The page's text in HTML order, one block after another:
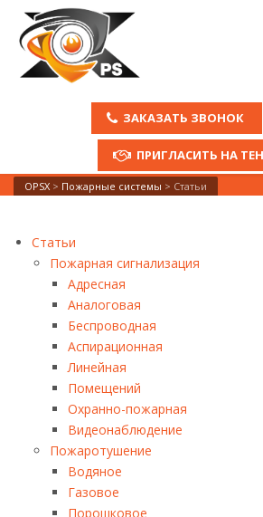
ЗАКАЗАТЬ ЗВОНОК
ПРИГЛАСИТЬ НА
OPSX > Пожарные системы > Статьи
Статьи
Пожарная сигнализация
Адресная
Аналоговая
Беспроводная
Аспирационная
Линейная
Помещений
Охранно-пожарная
Видеонаблюдение
Пожаротушение
Водяное
Газовое
Порошковое